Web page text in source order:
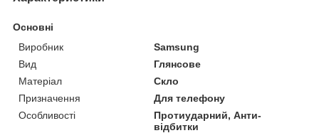
Основні
Виробник
Samsung
Вид
Глянсове
Матеріал
Скло
Призначення
Для телефону
Особливості
Протиударний, Анти-
відбитки